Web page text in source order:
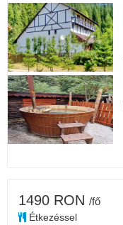
1490 RON /fő
Étkezéssel